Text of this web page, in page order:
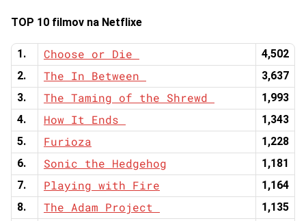
TOP 10 filmov na Netflixe
1. Choose or Die
4,502
2.
The In Between
3,637
3.
The Taming of the Shrewd
1,993
4.
How It Ends
1,343
5.
Furioza
1,228
6.
Sonic the Hedgehog
1,181
7.
Playing with Fire
1,164
8.
The Adam Project 1,135